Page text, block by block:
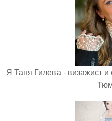
Я Таня Гилева - визажист и